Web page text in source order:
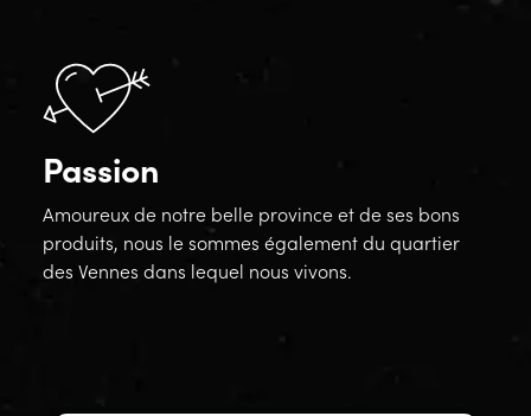
Passion
Amoureux de notre belle province et de ses bons
produits, nous le sommes également du quartier
des Vennes dans lequel nous vivons.